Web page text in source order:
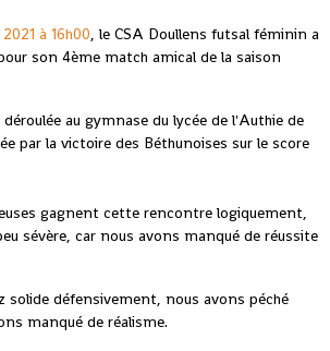
à 16h00, le CSA Doullens futsal féminin a
son 4ème match amical de la saison
au gymnase du lycée de l'Authie de
par la victoire des Béthunoises sur le score
gagnent cette rencontre logiquement,
sévère, car nous avons manqué de réussite
solide défensivement, nous avons péché
manqué de réalisme.